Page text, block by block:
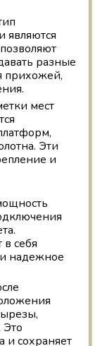
являются
разные
прихожей,
мест
Эти
и
себя
надежное
и сохраняет